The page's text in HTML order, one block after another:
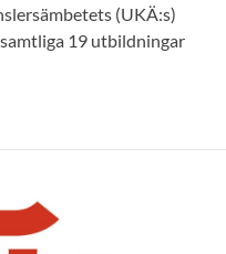
(UKÄ:s)
19 utbildningar